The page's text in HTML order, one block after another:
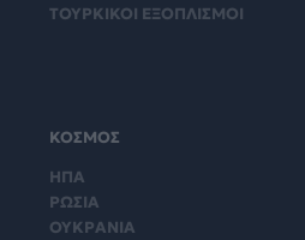
ΤΟΥΡΚΙΚΟΙ ΕΞΟΠΛΙΣΜΟΙ
ΚΟΣΜΟΣ
ΗΠΑ
ΡΩΣΙΑ
ΟΥΚΡΑΝΙΑ